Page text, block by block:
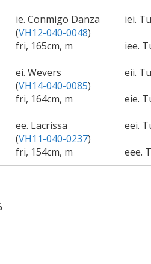
ie. Conmigo Danza
(VH12-040-0048)
fri, 165cm, m
iei.
iee.
ei. Wevers
(VH14-040-0085)
fri, 164cm, m
eii.
eie.
ee. Lacrissa
(VH11-040-0237)
fri, 154cm, m
eei.
eee.